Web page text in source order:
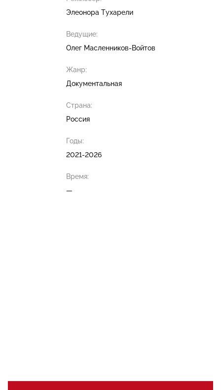
Элеонора Тухарели
Ведущие:
Олег Масленников-Войтов
Жанр:
Документальная
Страна:
Россия
Годы:
2021-2026
Время:
—